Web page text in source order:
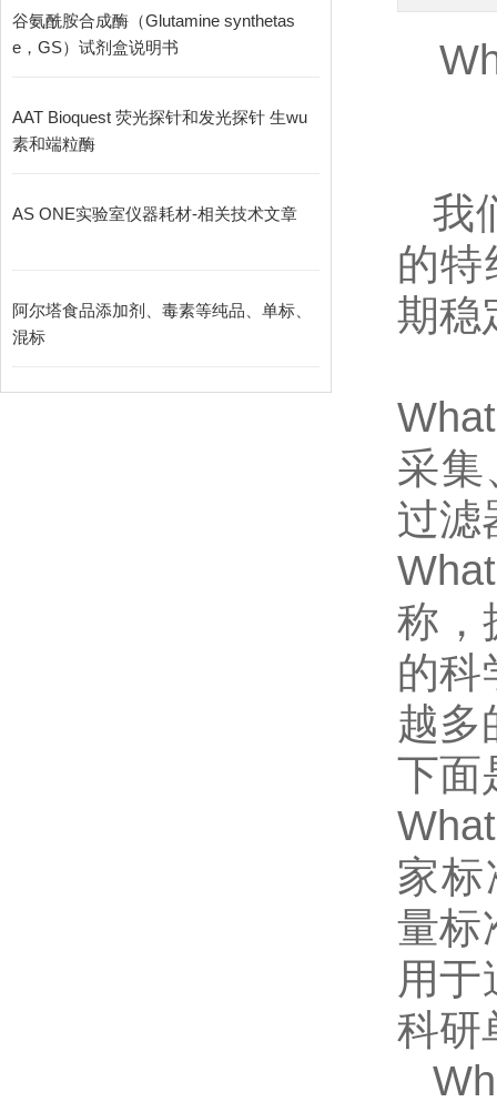
谷氨酰胺合成酶（Glutamine synthetas
e，GS）试剂盒说明书
AAT Bioquest 荧光探针和发光探针 生wu
素和端粒酶
AS ONE实验室仪器耗材-相关技术文章
阿尔塔食品添加剂、毒素等纯品、单标、
混标
我
的
期稳
采集
过滤
称，
的科
越多
下面
家
量标
用
科研